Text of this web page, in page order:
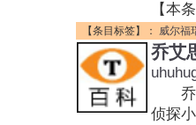
【本
【条目标签】： 威尔福
乔艾
乔艾
侦探